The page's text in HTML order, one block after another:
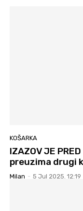
KOŠARKA
IZAZOV JE
preuzima drugi
Milan - 5 Jul 2025. 12:19